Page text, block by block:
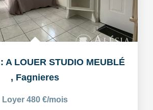
A LOUER STUDIO MEUBLÉ
, Fagnieres
Loyer 480 €/mois